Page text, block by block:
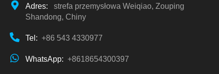
Adres:
strefa przemysłowa Weiqiao, Zouping
Shandong, Chiny
Tel: +86 543 4330977
WhatsApp: +8618654300397